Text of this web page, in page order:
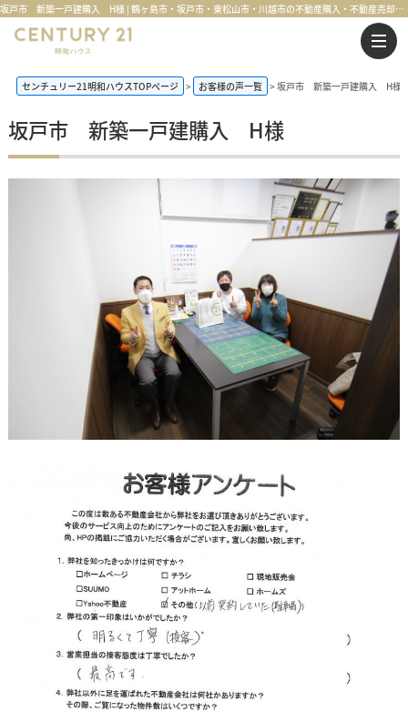
坂戸市 新築一戸建購入 H様 | 鶴ヶ島市・坂戸市・東松山市・川越市の不動産購入・不動産売却のことならセンチュリー21明和ハウス
センチュリー21明和ハウスTOPページ お客様の声一覧 坂戸市 新築一戸建購入 H様
坂戸市 新築一戸建購入 H様